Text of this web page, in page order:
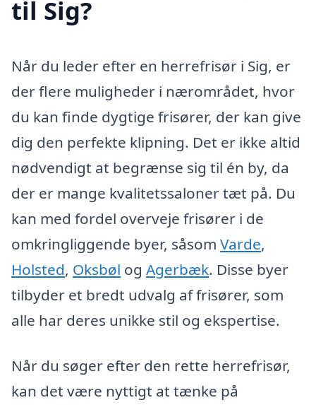
til Sig?
Når du leder efter en herrefrisør i Sig, er
der flere muligheder i nærområdet, hvor
du kan finde dygtige frisører, der kan give
dig den perfekte klipning. Det er ikke altid
nødvendigt at begrænse sig til én by, da
der er mange kvalitetssaloner tæt på. Du
kan med fordel overveje frisører i de
omkringliggende byer, såsom Varde,
Holsted, Oksbøl og Agerbæk. Disse byer
tilbyder et bredt udvalg af frisører, som
alle har deres unikke stil og ekspertise.
Når du søger efter den rette herrefrisør,
kan det være nyttigt at tænke på